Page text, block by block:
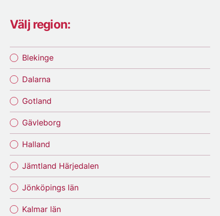
Välj region:
Blekinge
Dalarna
Gotland
Gävleborg
Halland
Jämtland Härjedalen
Jönköpings län
Kalmar län